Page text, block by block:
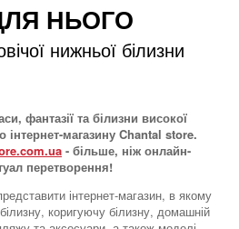
НЬОГО
нижньої білизни
фантазії та білизни високої
магазину Chantal store.
- більше, ніж онлайн-
перетворення!
інтернет-магазин, в якому
коригуючу білизну, домашній